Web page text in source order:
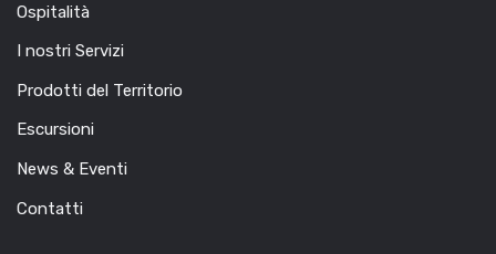
Ospitalità
I nostri Servizi
Prodotti del Territorio
Escursioni
News & Eventi
Contatti